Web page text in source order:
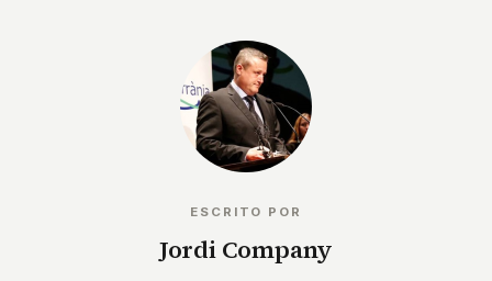
ESCRITO POR
Jordi Company